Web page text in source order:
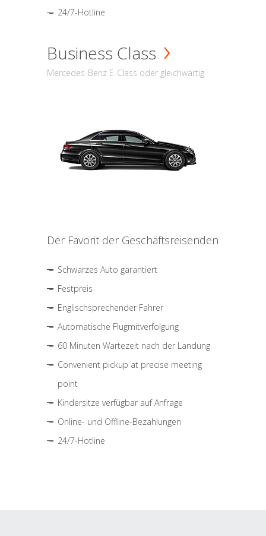
24/7-Hotline
Business Class
Mercedes-Benz E-Class oder gleichwärtig
Der Favorit der Geschäftsreisenden
Schwarzes Auto garantiert
Festpreis
Englischsprechender Fahrer
Automatische Flugmitverfolgung
60 Minuten Wartezeit nach der Landung
Convenient pickup at precise meeting
point
Kindersitze verfügbar auf Anfrage
Online- und Offline-Bezahlungen
24/7-Hotline